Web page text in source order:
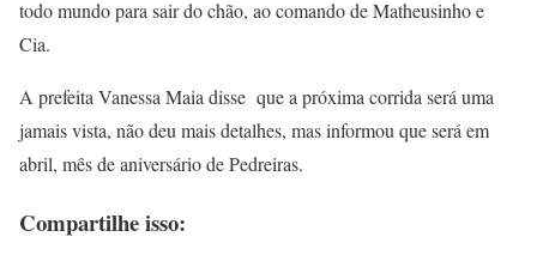
todo mundo para sair do chão, ao comando de Matheusinho e
Cia.
A prefeita Vanessa Maia disse que a próxima corrida será uma
jamais vista, não deu mais detalhes, mas informou que será em
abril, mês de aniversário de Pedreiras.
Compartilhe isso: